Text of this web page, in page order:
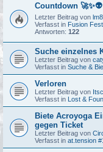
Countdown 🚀✨👽
Letzter Beitrag von
Verfasst in Fusion
Antworten: 122
Suche einzelnes
Letzter Beitrag von
Verfasst in Suche &
Verloren
Letzter Beitrag von
Verfasst in Lost &
Biete Acroyoga
gegen Ticket
Letzter Beitrag von
Verfasst in at.tension